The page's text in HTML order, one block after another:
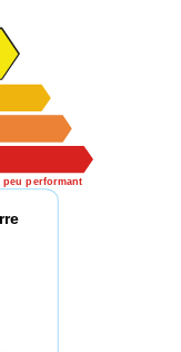
peu performant